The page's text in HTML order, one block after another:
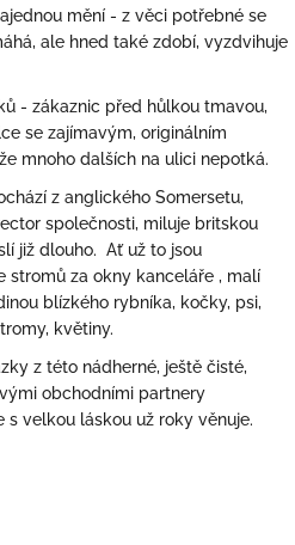
mění - z věci potřebné se
ale hned také zdobí, vyzdvihuje
- zákaznic před hůlkou tmavou,
se zajímavým, originálním
mnoho dalších na ulici nepotká.
z anglického Somersetu,
společnosti, miluje britskou
již dlouho. Ať už to jsou
stromů za okny kanceláře , malí
blízkého rybníka, kočky, psi,
květiny.
z této nádherné, ještě čisté,
obchodními partnery
velkou láskou už roky věnuje.